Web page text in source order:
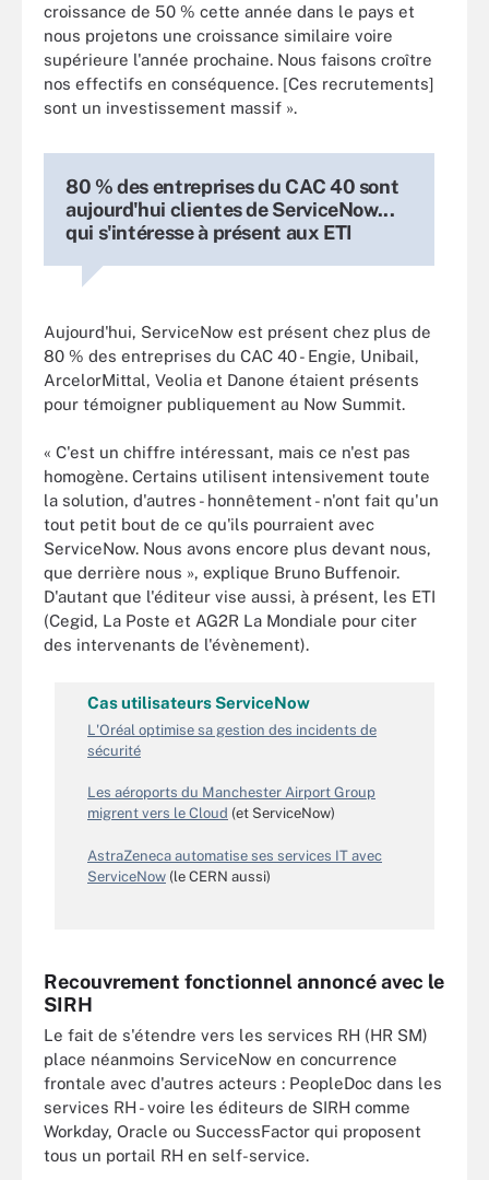
croissance de 50 % cette année dans le pays et
nous projetons une croissance similaire voire
supérieure l'année prochaine. Nous faisons croître
nos effectifs en conséquence. [Ces recrutements]
sont un investissement massif ».
80 % des entreprises du CAC 40 sont
aujourd'hui clientes de ServiceNow...
qui s'intéresse à présent aux ETI
Aujourd'hui, ServiceNow est présent chez plus de
80 % des entreprises du CAC 40 - Engie, Unibail,
ArcelorMittal, Veolia et Danone étaient présents
pour témoigner publiquement au Now Summit.
« C'est un chiffre intéressant, mais ce n'est pas
homogène. Certains utilisent intensivement toute
la solution, d'autres - honnêtement - n'ont fait qu'un
tout petit bout de ce qu'ils pourraient avec
ServiceNow. Nous avons encore plus devant nous,
que derrière nous », explique Bruno Buffenoir.
D'autant que l'éditeur vise aussi, à présent, les ETI
(Cegid, La Poste et AG2R La Mondiale pour citer
des intervenants de l'évènement).
Cas utilisateurs ServiceNow
L'Oréal optimise sa gestion des incidents de
sécurité
Les aéroports du Manchester Airport Group
migrent vers le Cloud (et ServiceNow)
AstraZeneca automatise ses services IT avec
ServiceNow (le CERN aussi)
Recouvrement fonctionnel annoncé avec le
SIRH
Le fait de s'étendre vers les services RH (HR SM)
place néanmoins ServiceNow en concurrence
frontale avec d'autres acteurs : PeopleDoc dans les
services RH - voire les éditeurs de SIRH comme
Workday, Oracle ou SuccessFactor qui proposent
tous un portail RH en self-service.